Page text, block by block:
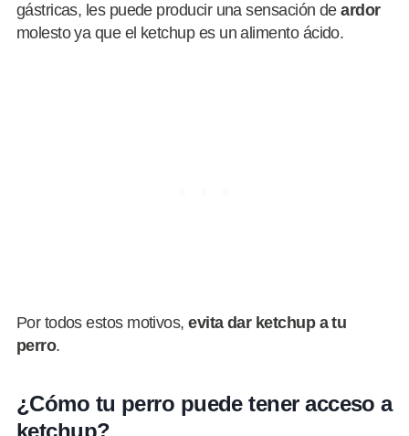
gástricas, les puede producir una sensación deardor
molesto ya que el ketchup es un alimento ácido.
Por todos estos motivos,evita dar ketchup a tu
perro.
¿Cómo tu perro puede tener acceso a